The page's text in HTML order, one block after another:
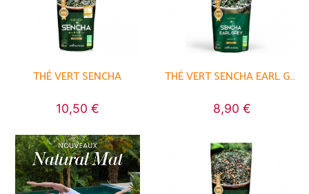
THÉ VERT SENCHA
10,50 €
THÉ VERT SENCHA EARL GREY
8,90 €